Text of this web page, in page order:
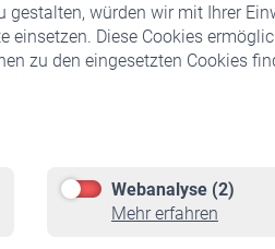
würden wir mit Ihrer
Diese Cookies
zu den eingesetzten Cookies
Webanalyse (2)
Mehr erfahren
Rente beantragen
Rentenauszahlung